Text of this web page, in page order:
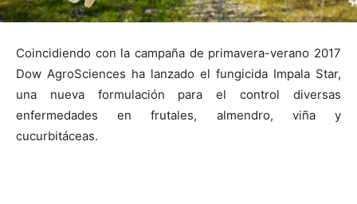
Coincidiendo con la campaña de primavera-verano 2017
Dow AgroSciences ha lanzado el fungicida Impala Star,
una nueva formulación para el control diversas
enfermedades en frutales, almendro, viña y
cucurbitáceas.